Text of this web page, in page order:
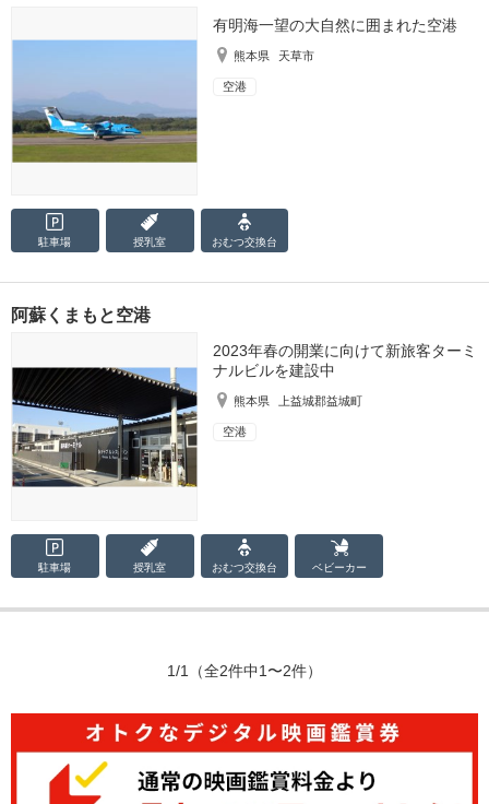
有明海一望の大自然に囲まれた空港
熊本県 天草市
空港
駐車場 授乳室 おむつ交換台
阿蘇くまもと空港
2023年春の開業に向けて新旅客ターミ
ナルビルを建設中
熊本県 上益城郡益城町
空港
駐車場 授乳室 おむつ交換台 ベビーカー
1/1 （全2件中1〜2件）